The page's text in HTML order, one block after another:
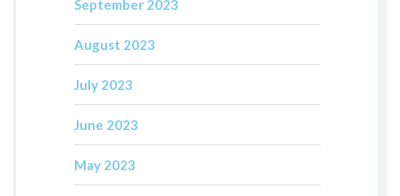
September 2023
August 2023
July 2023
June 2023
May 2023